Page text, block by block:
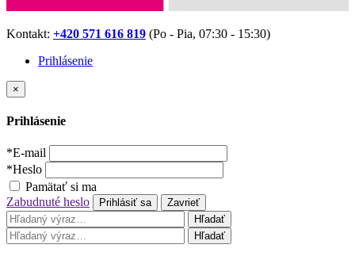
Kontakt: +420 571 616 819 (Po - Pia, 07:30 - 15:30)
Prihlásenie
×
Prihlásenie
*E-mail
*Heslo
Pamätať si ma
Zabudnuté heslo
Prihlásiť sa
Zavrieť
Hľadať
Hľadať